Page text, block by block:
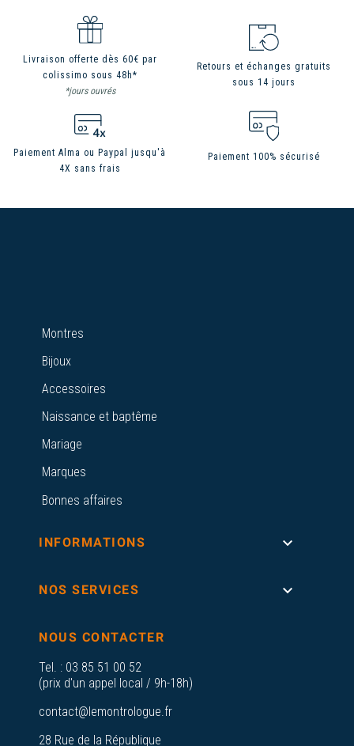
Livraison offerte dès 60€ par
colissimo sous 48h*
*jours ouvrés
Retours et échanges gratuits
sous 14 jours
Paiement Alma ou Paypal jusqu'à
4X sans frais
Paiement 100% sécurisé
Montres
Bijoux
Accessoires
Naissance et baptême
Mariage
Marques
Bonnes affaires
INFORMATIONS 
NOS SERVICES 
NOUS CONTACTER
Tel. : 03 85 51 00 52
(prix d'un appel local / 9h-18h)
contact@lemontrologue.fr
28 Rue de la République